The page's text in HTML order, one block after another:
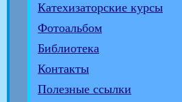
Катехизаторские курсы
Фотоальбом
Библиотека
Контакты
Полезные ссылки